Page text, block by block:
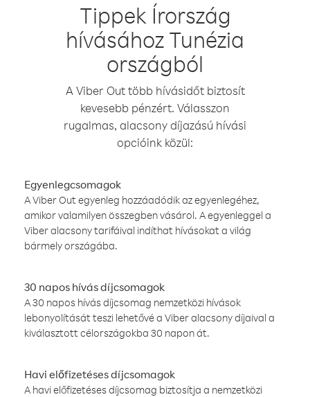
Tippek Írország
hívásához Tunézia
országból
A Viber Out több hívásidőt biztosít
kevesebb pénzért. Válasszon
rugalmas, alacsony díjazású hívási
opcióink közül:
Egyenlegcsomagok
A Viber Out egyenleg hozzáadódik az egyenlegéhez,
amikor valamilyen összegben vásárol. A egyenleggel a
Viber alacsony tarifáival indíthat hívásokat a világ
bármely országába.
30 napos hívás díjcsomagok
A 30 napos hívás díjcsomag nemzetközi hívások
lebonyolítását teszi lehetővé a Viber alacsony díjaival a
kiválasztott célországokba 30 napon át.
Havi előfizetéses díjcsomagok
A havi előfizetéses díjcsomag biztosítja a nemzetközi